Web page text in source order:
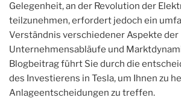
Gelegenheit, an der Revolution der
teilzunehmen, erfordert jedoch ein
Verständnis verschiedener Aspekte der
Unternehmensabläufe und
Blogbeitrag führt Sie durch die
des Investierens in Tesla, um Ihnen zu
Anlageentscheidungen zu treffen.